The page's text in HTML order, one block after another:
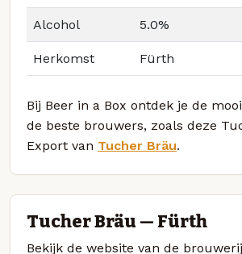
Alcohol 5.0%
Herkomst Fürth
Bij Beer in a Box ontdek je de
de beste brouwers, zoals deze
Export van Tucher Bräu.
Tucher Bräu — Fürth
Bekijk de website van de